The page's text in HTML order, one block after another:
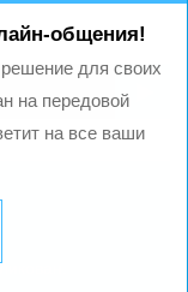
общения!
для своих
на передовой
на все ваши